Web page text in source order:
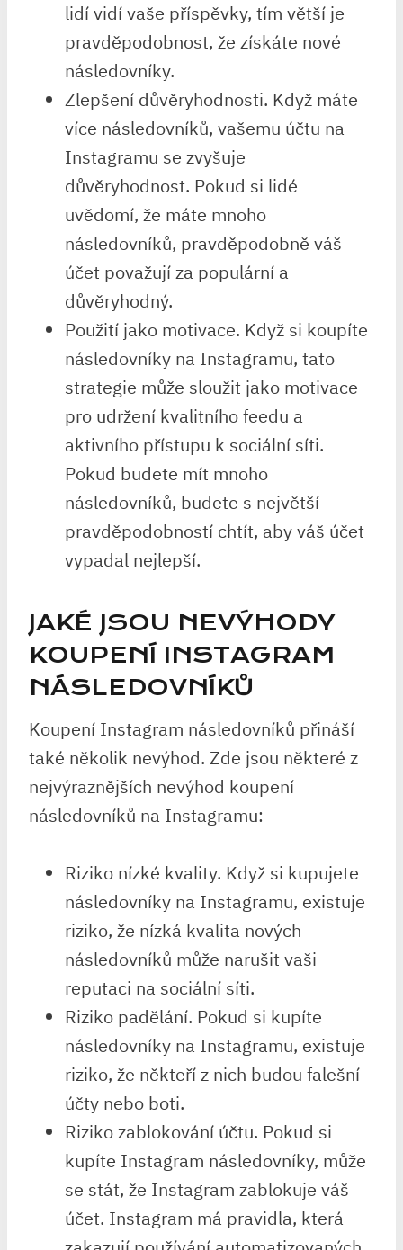
lidí vidí vaše příspěvky, tím větší je
pravděpodobnost, že získáte nové
následovníky.
Zlepšení důvěryhodnosti. Když máte
více následovníků, vašemu účtu na
Instagramu se zvyšuje
důvěryhodnost. Pokud si lidé
uvědomí, že máte mnoho
následovníků, pravděpodobně váš
účet považují za populární a
důvěryhodný.
Použití jako motivace. Když si koupíte
následovníky na Instagramu, tato
strategie může sloužit jako motivace
pro udržení kvalitního feedu a
aktivního přístupu k sociální síti.
Pokud budete mít mnoho
následovníků, budete s největší
pravděpodobností chtít, aby váš účet
vypadal nejlepší.
JAKÉ JSOU NEVÝHODY
KOUPENÍ INSTAGRAM
NÁSLEDOVNÍKŮ
Koupení Instagram následovníků přináší
také několik nevýhod. Zde jsou některé z
nejvýraznějších nevýhod koupení
následovníků na Instagramu:
Riziko nízké kvality. Když si kupujete
následovníky na Instagramu, existuje
riziko, že nízká kvalita nových
následovníků může narušit vaši
reputaci na sociální síti.
Riziko padělání. Pokud si kupíte
následovníky na Instagramu, existuje
riziko, že někteří z nich budou falešní
účty nebo boti.
Riziko zablokování účtu. Pokud si
kupíte Instagram následovníky, může
se stát, že Instagram zablokuje váš
účet. Instagram má pravidla, která